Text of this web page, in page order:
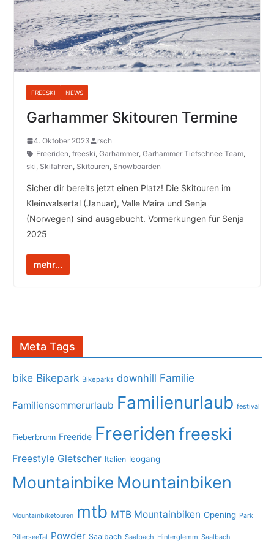
FREESKI NEWS
Garhammer Skitouren Termine
4. Oktober 2023
rsch
Freeriden, freeski, Garhammer, Garhammer Tiefschnee Team,
ski, Skifahren, Skitouren, Snowboarden
Sicher dir bereits jetzt einen Platz! Die Skitouren im
Kleinwalsertal (Januar), Valle Maira und Senja
(Norwegen) sind ausgebucht. Vormerkungen für Senja
2025
mehr...
Meta Tags
bike Bikepark Bikeparks downhill Familie
Familiensommerurlaub Familienurlaub festival
Fieberbrunn Freeride Freeriden freeski
Freestyle Gletscher Italien leogang
Mountainbike Mountainbiken
Mountainbiketouren mtb MTB Mountainbiken Opening Park
PillerseeTal Powder Saalbach Saalbach-Hinterglemm Saalbach